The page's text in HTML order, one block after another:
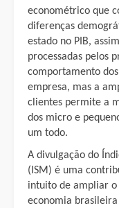
econométrico que
diferenças
estado no PIB,
processadas pelos
comportamento
empresa, mas a
clientes permite a
dos micro e
um todo.
A divulgação do
(ISM) é uma
intuito de ampliar o
economia